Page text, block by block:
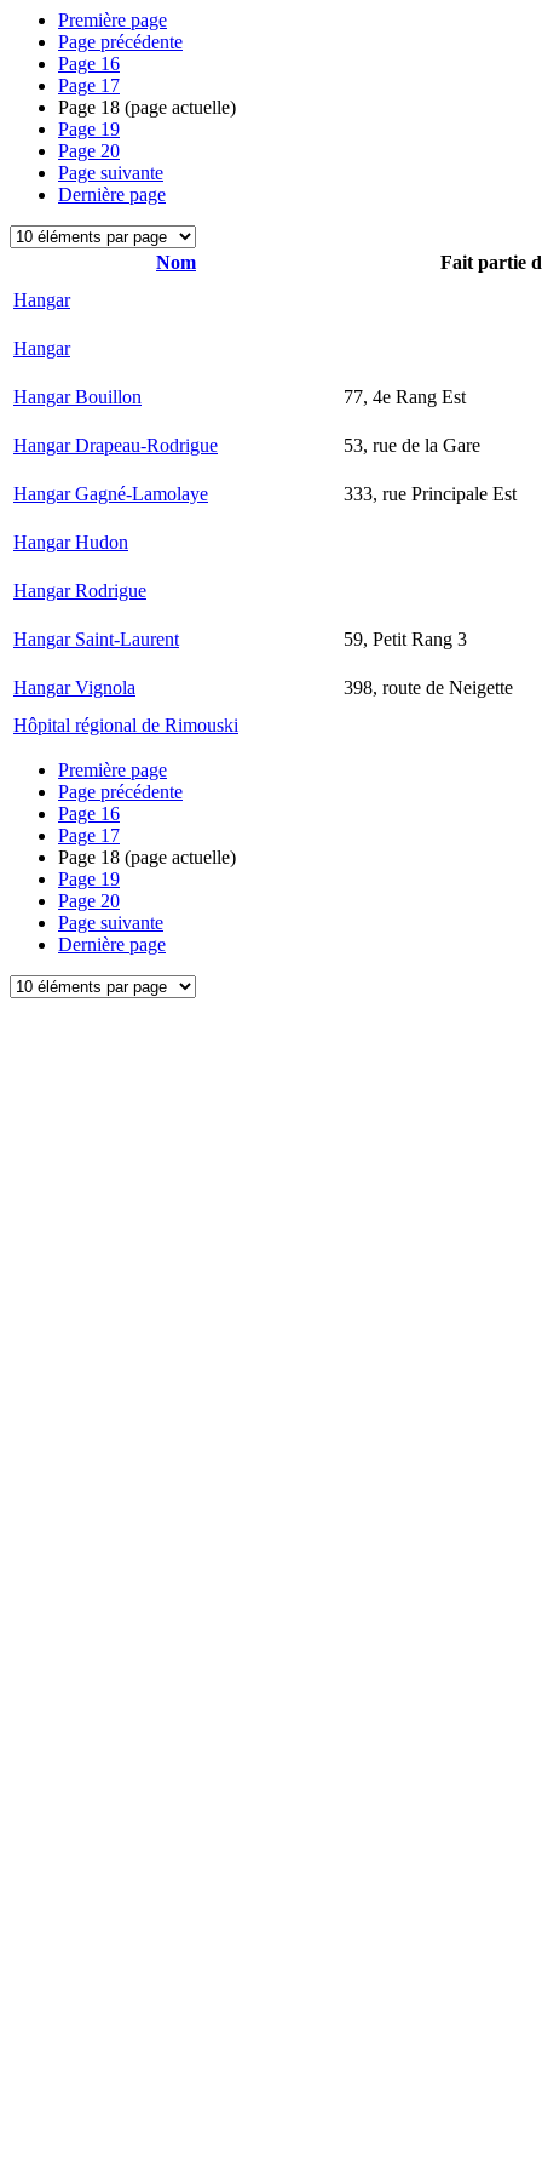
Première page
Page précédente
Page 16
Page 17
Page 18 (page actuelle)
Page 19
Page 20
Page suivante
Dernière page
Nom
Fait partie
Hangar
Hangar
Hangar Bouillon 77, 4e Rang Est
Hangar Drapeau-Rodrigue 53, rue de la Gare
Hangar Gagné-Lamolaye 333, rue Principale Est
Hangar Hudon
Hangar Rodrigue
Hangar Saint-Laurent 59, Petit Rang 3
Hangar Vignola
398, route de Neigette
Hôpital régional de Rimouski
Première page
Page précédente
Page 16
Page 17
Page 18 (page actuelle)
Page 19
Page 20
Page suivante
Dernière page